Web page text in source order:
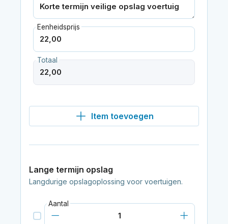
Eenheidsprijs
Totaal
Item toevoegen
Lange termijn opslag
Langdurige opslagoplossing voor voertuigen.
Aantal